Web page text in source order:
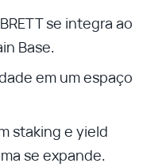
se integra ao
Base.
em um espaço
staking e yield
se expande.